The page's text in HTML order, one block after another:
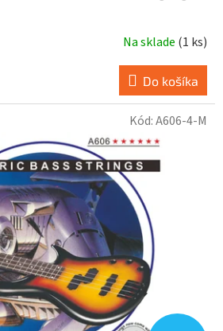
Na sklade (1 ks)
Do košíka
Kód:A606-4-M